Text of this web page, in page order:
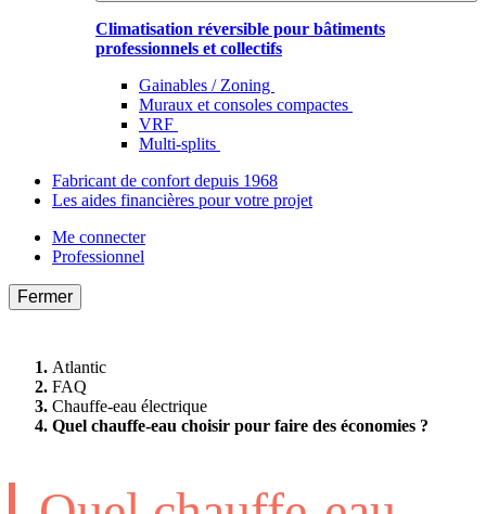
Climatisation réversible pour bâtiments
professionnels et collectifs
Gainables / Zoning
Muraux et consoles compactes
VRF
Multi-splits
Fabricant de confort depuis 1968
Les aides financières pour votre projet
Me connecter
Professionnel
Fermer
Atlantic
FAQ
Chauffe-eau électrique
Quel chauffe-eau choisir pour faire des économies ?